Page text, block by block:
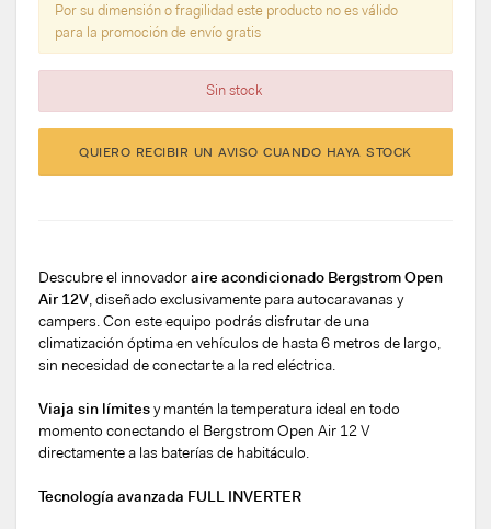
Por su dimensión o fragilidad este producto no es válido
para la promoción de envío gratis
Sin stock
QUIERO RECIBIR UN AVISO CUANDO HAYA STOCK
Descubre el innovadoraire acondicionado Bergstrom Open
Air 12V, diseñado exclusivamente para autocaravanas y
campers. Con este equipo podrás disfrutar de una
climatización óptima en vehículos de hasta 6 metros de largo,
sin necesidad de conectarte a la red eléctrica.
Viaja sin límitesy mantén la temperatura ideal en todo
momento conectando el Bergstrom Open Air 12 V
directamente a las baterías de habitáculo.
Tecnología avanzada FULL INVERTER